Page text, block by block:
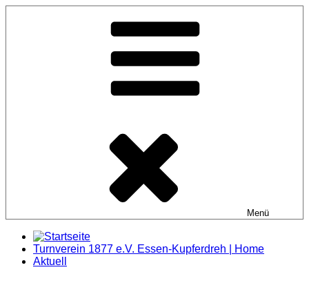
Menü
Turnverein 1877 e.V. Essen-Kupferdreh | Home
Aktuell